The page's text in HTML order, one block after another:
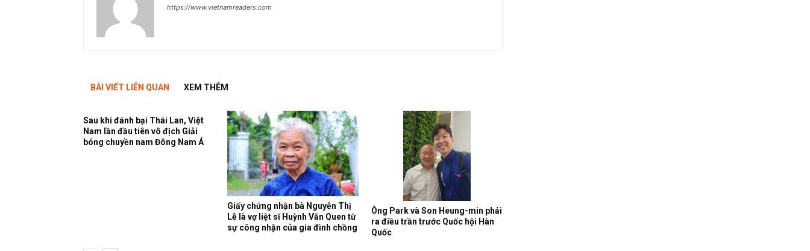
https://www.vietnamreaders.com
BÀI VIẾT LIÊN QUAN XEM THÊM
Sau khi đánh bại Thái Lan, Việt
Nam lần đầu tiên vô địch Giải
bóng chuyền nam Đông Nam Á
Giấy chứng nhận bà Nguyễn Thị
Lễ là vợ liệt sĩ Huỳnh Văn Quen từ
sự công nhận của gia đình chồng
Ông Park và Son Heung-min phải
ra điều trần trước Quốc hội Hàn
Quốc